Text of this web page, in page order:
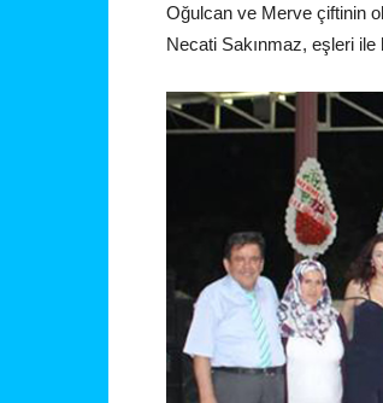
Oğulcan ve Merve çiftinin
Necati Sakınmaz, eşleri